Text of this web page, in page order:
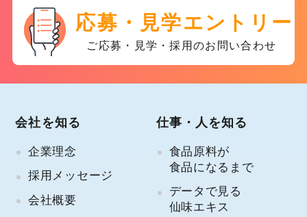
応募・見学エントリー
ご応募・見学・採用のお問い合わせ
会社を知る
企業理念
採用メッセージ
会社概要
仕事・人を知る
食品原料が
食品になるまで
データで見る
仙味エキス